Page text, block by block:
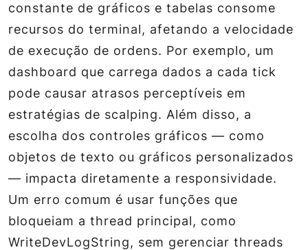
constante de gráficos e tabelas consome
recursos do terminal, afetando a velocidade
de execução de ordens. Por exemplo, um
dashboard que carrega dados a cada tick
pode causar atrasos perceptíveis em
estratégias de scalping. Além disso, a
escolha dos controles gráficos — como
objetos de texto ou gráficos personalizados
— impacta diretamente a responsividade.
Um erro comum é usar funções que
bloqueiam a thread principal, como
WriteDevLogString, sem gerenciar threads